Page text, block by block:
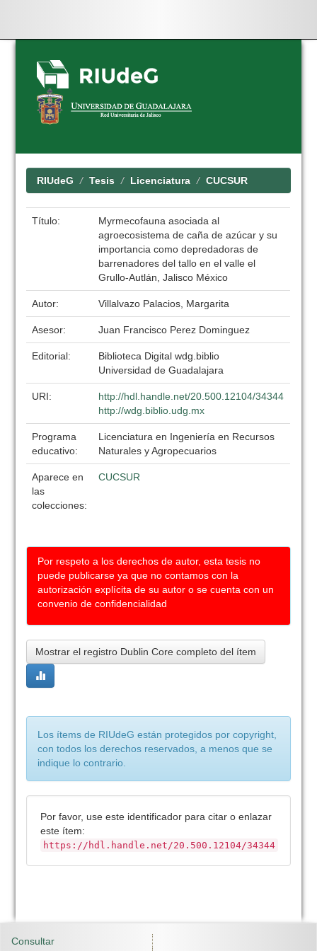
Skip
navigation
RIUdeG Tesis Licenciatura CUCSUR
Título:
Myrmecofauna asociada al
agroecosistema de caña de azúcar y su
importancia como depredadoras de
barrenadores del tallo en el valle el
Grullo-Autlán, Jalisco México
Autor: Villalvazo Palacios, Margarita
Asesor: Juan Francisco Perez Dominguez
Editorial:
Biblioteca Digital wdg.biblio
Universidad de Guadalajara
URI:
http://hdl.handle.net/20.500.12104/34344
http://wdg.biblio.udg.mx
Programa
educativo:
Licenciatura en Ingeniería en Recursos
Naturales y Agropecuarios
Aparece en
las
colecciones:
CUCSUR
Por respeto a los derechos de autor, esta tesis no
puede publicarse ya que no contamos con la
autorización explícita de su autor o se cuenta con un
convenio de confidencialidad
Mostrar el registro Dublin Core completo del ítem
Los ítems de RIUdeG están protegidos por copyright,
con todos los derechos reservados, a menos que se
indique lo contrario.
Por favor, use este identificador para citar o enlazar
este ítem:
https://hdl.handle.net/20.500.12104/34344
Consultar